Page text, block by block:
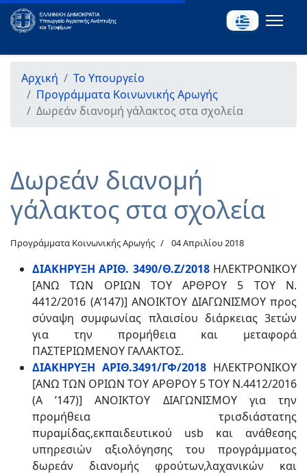
Αρχική
Το Υπουργείο
Προγράμματα Κοινωνικής Αρωγής
Δωρεάν διανομή γάλακτος στα σχολεία
Δωρεάν διανομή
γάλακτος στα σχολεία
Προγράμματα Κοινωνικής Αρωγής 04 Απριλίου 2018
ΔΙΑΚΗΡΥΞΗ ΑΡΙΘ. 3490/Θ.Ζ/2018ΗΛΕΚΤΡΟΝΙΚΟΥ
[ΑΝΩ ΤΩΝ ΟΡΙΩΝ ΤΟΥ ΑΡΘΡΟΥ 5 ΤΟΥ Ν.
4412/2016 (Α’147)] ΑΝΟΙΚΤΟΥ ΔΙΑΓΩΝΙΣΜΟΥ προς
σύναψη συμφωνίας πλαισίου διάρκειας 3ετών
για την προμήθεια και μεταφορά
ΠΑΣΤΕΡΙΩΜΕΝΟΥ ΓΑΛΑΚΤΟΣ.
ΔΙΑΚΗΡΥΞΗ ΑΡΙΘ.3491/ΓΦ/2018 ΗΛΕΚΤΡΟΝΙΚΟΥ
[ΑΝΩ ΤΩΝ ΟΡΙΩΝ ΤΟΥ ΑΡΘΡΟΥ 5 ΤΟΥ Ν.4412/2016
(Α ’147)] ΑΝΟΙΚΤΟΥ ΔΙΑΓΩΝΙΣΜΟΥ για την
προμήθεια τρισδιάστατης
πυραμίδας,εκπαιδευτικού usb και ανάθεσης
υπηρεσιών αξιολόγησης του προγράμματος
δωρεάν διανομής φρούτων,λαχανικών και